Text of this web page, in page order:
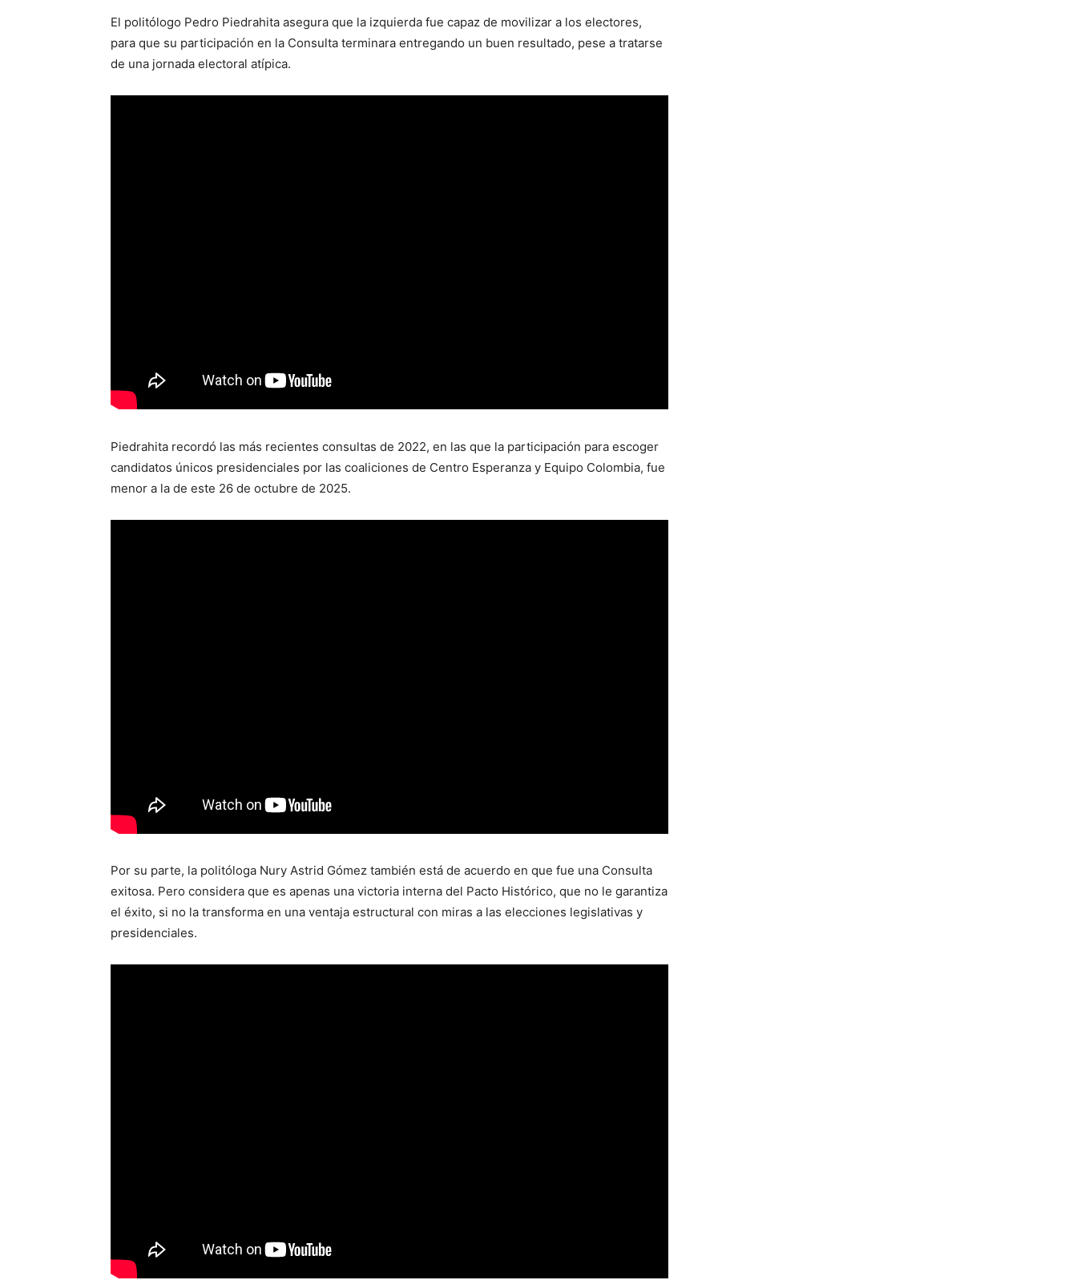
El politólogo Pedro Piedrahita asegura que la izquierda fue capaz de movilizar a los electores,
para que su participación en la Consulta terminara entregando un buen resultado, pese a tratarse
de una jornada electoral atípica.
Piedrahita recordó las más recientes consultas de 2022, en las que la participación para escoger
candidatos únicos presidenciales por las coaliciones de Centro Esperanza y Equipo Colombia, fue
menor a la de este 26 de octubre de 2025.
Por su parte, la politóloga Nury Astrid Gómez también está de acuerdo en que fue una Consulta
exitosa. Pero considera que es apenas una victoria interna del Pacto Histórico, que no le garantiza
el éxito, si no la transforma en una ventaja estructural con miras a las elecciones legislativas y
presidenciales.